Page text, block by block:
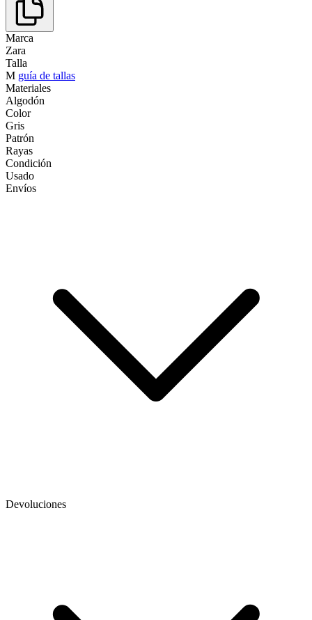
Marca
Zara
Talla
M guía de tallas
Materiales
Algodón
Color
Gris
Patrón
Rayas
Condición
Usado
Envíos
Devoluciones